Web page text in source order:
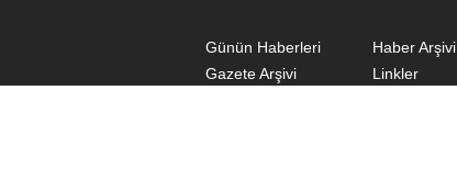
Günün Haberleri
Haber Arşivi
Gazete Arşivi
Linkler